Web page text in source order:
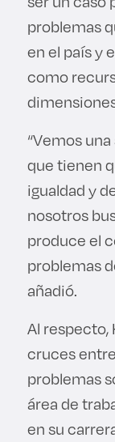
problemas
en el país y
como
“Vemos
que tienen
igualdad y
nosotros
produce el
problemas
añadió.
Al respecto,
cruces
problemas
área de
en su